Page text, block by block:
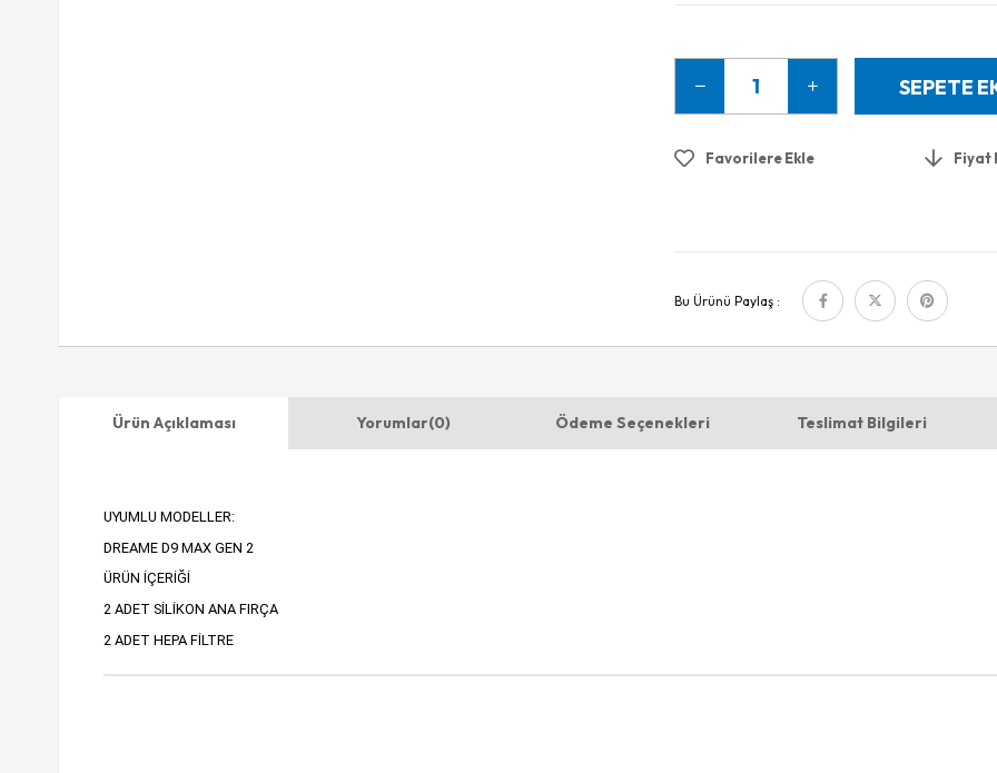
Favorilere Ekle Fiyat
Bu Ürünü Paylaş :
Ürün Açıklaması Yorumlar(0) Ödeme Seçenekleri Teslimat Bilgileri
UYUMLU MODELLER:
DREAME D9 MAX GEN 2
ÜRÜN İÇERİĞİ
2 ADET SİLİKON ANA FIRÇA
2 ADET HEPA FİLTRE